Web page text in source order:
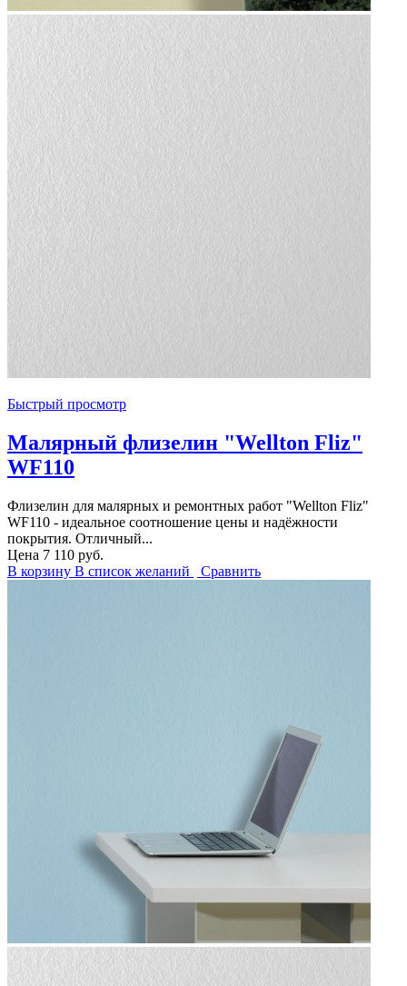
Быстрый просмотр
Малярный флизелин "Wellton Fliz"
WF110
Флизелин для малярных и ремонтных работ "Wellton Fliz"
WF110 - идеальное соотношение цены и надёжности
покрытия. Отличный...
Цена 7 110 руб.
В корзину В список желаний Сравнить